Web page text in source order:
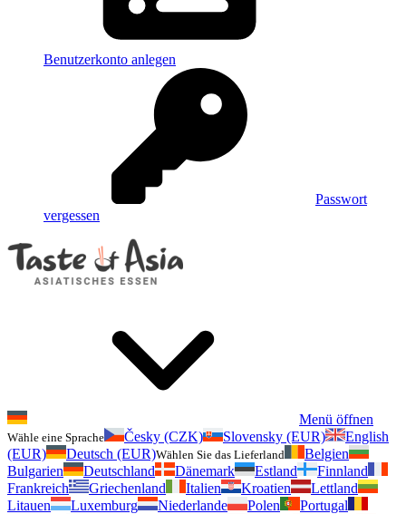
Benutzerkonto anlegen
Passwort
vergessen
Menü öffnen
Wähle eine Sprache Česky (CZK) Slovensky (EUR)
English
(EUR)
Deutsch (EUR)Wählen Sie das Lieferland
Belgien
Bulgarien
Deutschland Dänemark Estland
Finnland
Frankreich
Griechenland Italien Kroatien
Lettland
Litauen
Luxemburg Niederlande Polen
Portugal